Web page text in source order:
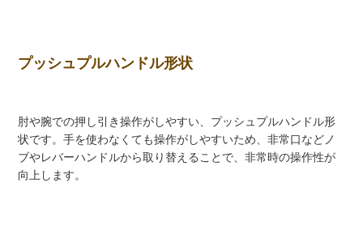
プッシュプルハンドル形状
肘や腕での押し引き操作がしやすい、プッシュプルハンドル形
状です。手を使わなくても操作がしやすいため、非常口などノ
ブやレバーハンドルから取り替えることで、非常時の操作性が
向上します。